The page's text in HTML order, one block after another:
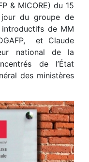
& MICORE) du 15
du groupe de
de MM
et Claude
national de la
de l’État
des ministères